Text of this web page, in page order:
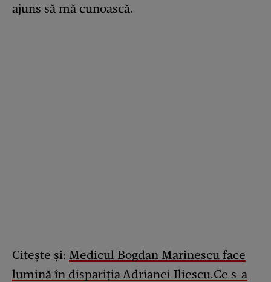
ajuns să mă cunoască.
Citește și: Medicul Bogdan Marinescu face
lumină în dispariția Adrianei Iliescu.Ce s-a